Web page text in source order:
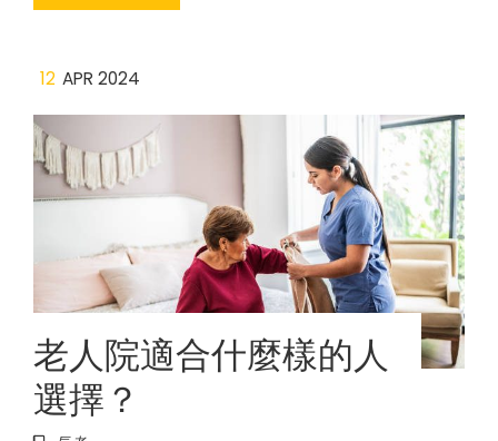
12 APR 2024
老人院適合什麼樣的人
選擇？